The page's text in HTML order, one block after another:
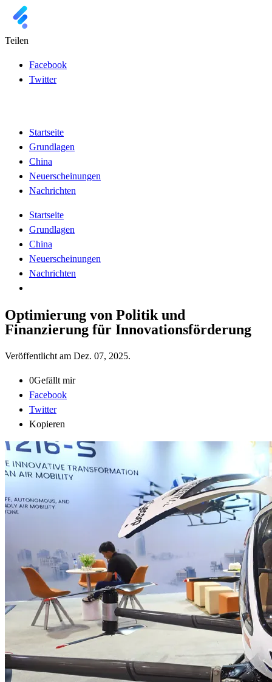
Teilen
Facebook
Twitter
Startseite
Grundlagen
China
Neuerscheinungen
Nachrichten
Startseite
Grundlagen
China
Neuerscheinungen
Nachrichten
Optimierung von Politik und
Finanzierung für Innovationsförderung
Veröffentlicht am Dez. 07, 2025.
0Gefällt mir
Facebook
Twitter
Kopieren